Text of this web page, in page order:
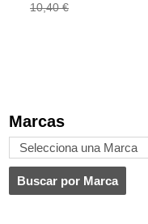
Marcas